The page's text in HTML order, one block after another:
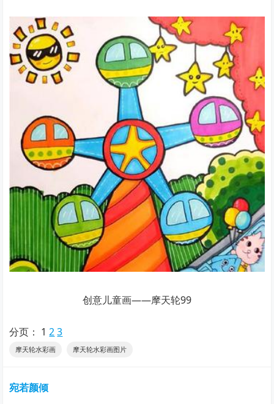
创意儿童画——摩天轮99
分页： 1 2 3
摩天轮水彩画 摩天轮水彩画图片
宛若颜倾